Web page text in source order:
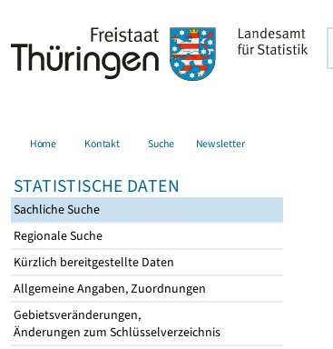
Home Kontakt Suche Newsletter
STATISTISCHE DATEN
Sachliche Suche
Regionale Suche
Kürzlich bereitgestellte Daten
Allgemeine Angaben, Zuordnungen
Gebietsveränderungen,
Änderungen zum Schlüsselverzeichnis